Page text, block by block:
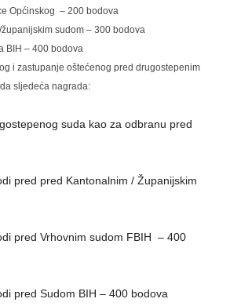
Općinskog – 200 bodova
sudom – 300 bodova
BIH – 400 bodova
i zastupanje oštećenog pred drugostepenim
sljedeća nagrada:
suda kao za odbranu pred
pred pred Kantonalnim / Županijskim
pred Vrhovnim sudom FBIH – 400
pred Sudom BIH – 400 bodova